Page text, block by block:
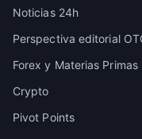
Noticias 24h
Perspectiva editorial
Forex y Materias Primas
Crypto
Pivot Points